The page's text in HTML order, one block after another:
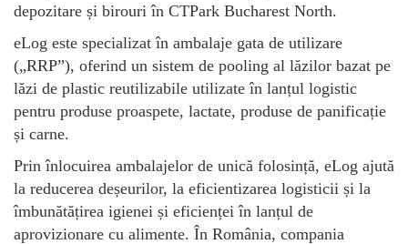
depozitare și birouri în CTPark Bucharest North.
eLog este specializat în ambalaje gata de utilizare
(„RRP”), oferind un sistem de pooling al lăzilor bazat pe
lăzi de plastic reutilizabile utilizate în lanțul logistic
pentru produse proaspete, lactate, produse de panificație
și carne.
Prin înlocuirea ambalajelor de unică folosință, eLog ajută
la reducerea deșeurilor, la eficientizarea logisticii și la
îmbunătățirea igienei și eficienței în lanțul de
aprovizionare cu alimente. În România, compania